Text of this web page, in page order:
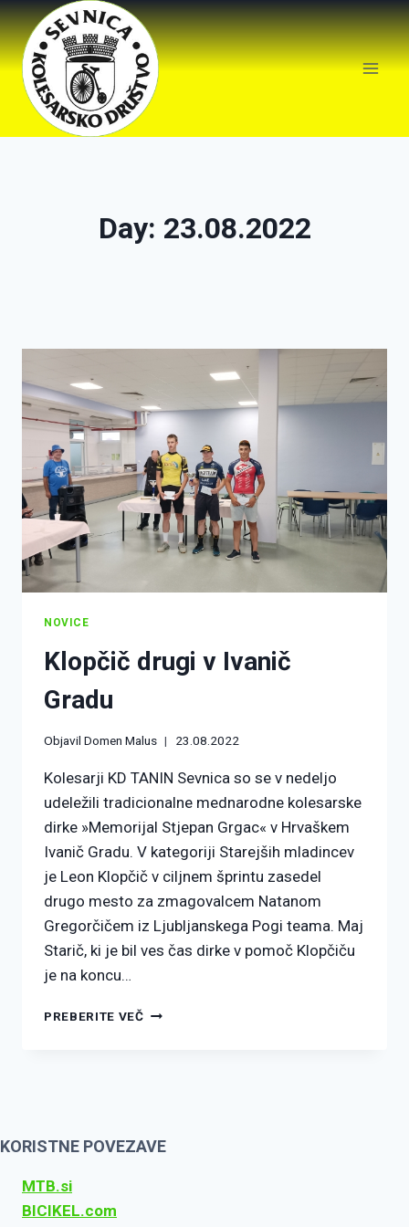
Day: 23.08.2022
NOVICE
Klopčič drugi v Ivanič
Gradu
Objavil Domen Malus 23.08.2022
Kolesarji KD TANIN Sevnica so se v nedeljo
udeležili tradicionalne mednarodne kolesarske
dirke »Memorijal Stjepan Grgac« v Hrvaškem
Ivanič Gradu. V kategoriji Starejših mladincev
je Leon Klopčič v ciljnem šprintu zasedel
drugo mesto za zmagovalcem Natanom
Gregorčičem iz Ljubljanskega Pogi teama. Maj
Starič, ki je bil ves čas dirke v pomoč Klopčiču
je na koncu…
PREBERITE VEČ
KORISTNE POVEZAVE
MTB.si
BICIKEL.com